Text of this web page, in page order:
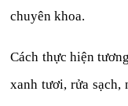
chuyên khoa.
Cách thực hiện
xanh tươi, rửa